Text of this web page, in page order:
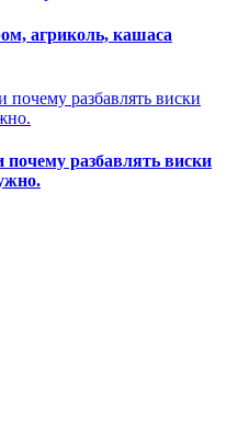
агриколь, кашаса
разбавлять виски